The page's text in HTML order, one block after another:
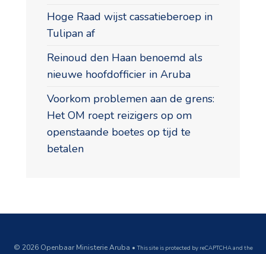
Hoge Raad wijst cassatieberoep in
Tulipan af
Reinoud den Haan benoemd als
nieuwe hoofdofficier in Aruba
Voorkom problemen aan de grens:
Het OM roept reizigers op om
openstaande boetes op tijd te
betalen
© 2026 Openbaar Ministerie Aruba •This site is protected by reCAPTCHA and the